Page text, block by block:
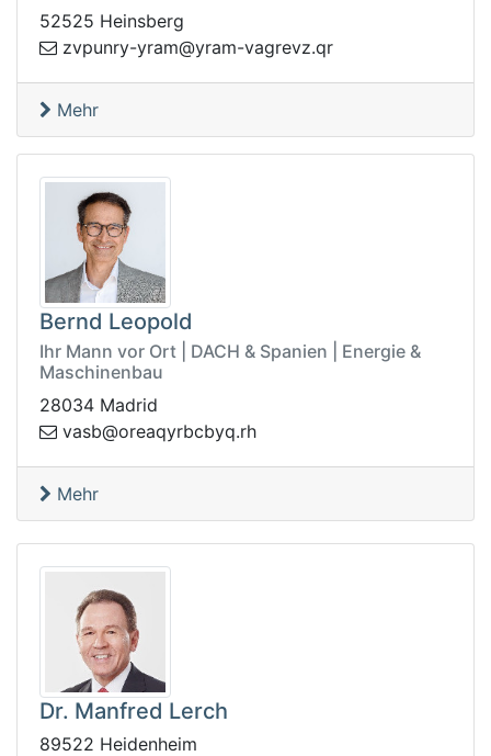
52525 Heinsberg
rq.z
vergav-mary@mary-yrnupvz
Mehr
Bernd Leopold
Ihr Mann vor Ort | DACH & Spanien | Energie &
Maschinenbau
28034 Madrid
hr.qybcbryqaero@b
sav
Mehr
Dr. Manfred Lerch
89522 Heidenheim